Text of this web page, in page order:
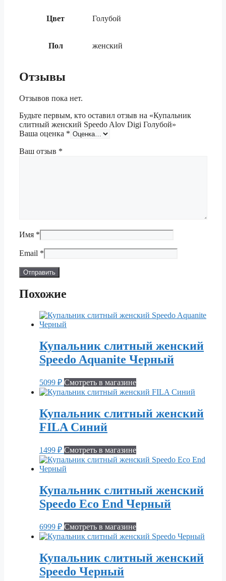
Цвет Голубой
Пол женский
Отзывы
Отзывов пока нет.
Будьте первым, кто оставил отзыв на «Купальник
слитный женский Speedo Alov Digi Голубой»
Ваша оценка *
Ваш отзыв *
Имя *
Email *
Похожие
Купальник слитный женский
Speedo Aquanite Черный
5099 ₽ Смотреть в магазине
Купальник слитный женский
FILA Синий
1499 ₽ Смотреть в магазине
Купальник слитный женский
Speedo Eco End Черный
6999 ₽ Смотреть в магазине
Купальник слитный женский
Speedo Черный